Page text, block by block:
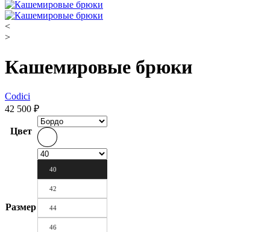
<
>
Кашемировые брюки
Codici
42 500 ₽
Цвет
Размер
40
42
44
46